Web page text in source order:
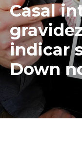
Casal
indicar
Down